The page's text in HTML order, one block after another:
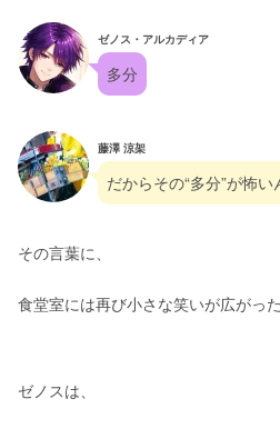
ゼノス・アルカディア
多分
藤澤 涼架
だからその“多分”が怖い
その言葉に、
食堂室には再び小さな笑いが広がった
ゼノスは、